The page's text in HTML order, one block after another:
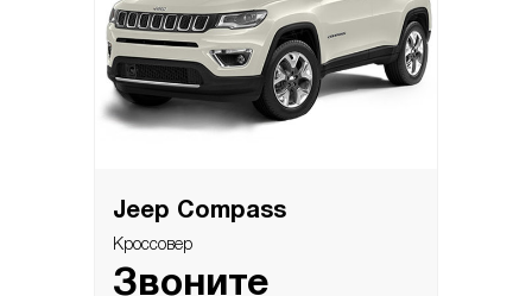
Jeep Compass
Кроссовер
Звоните